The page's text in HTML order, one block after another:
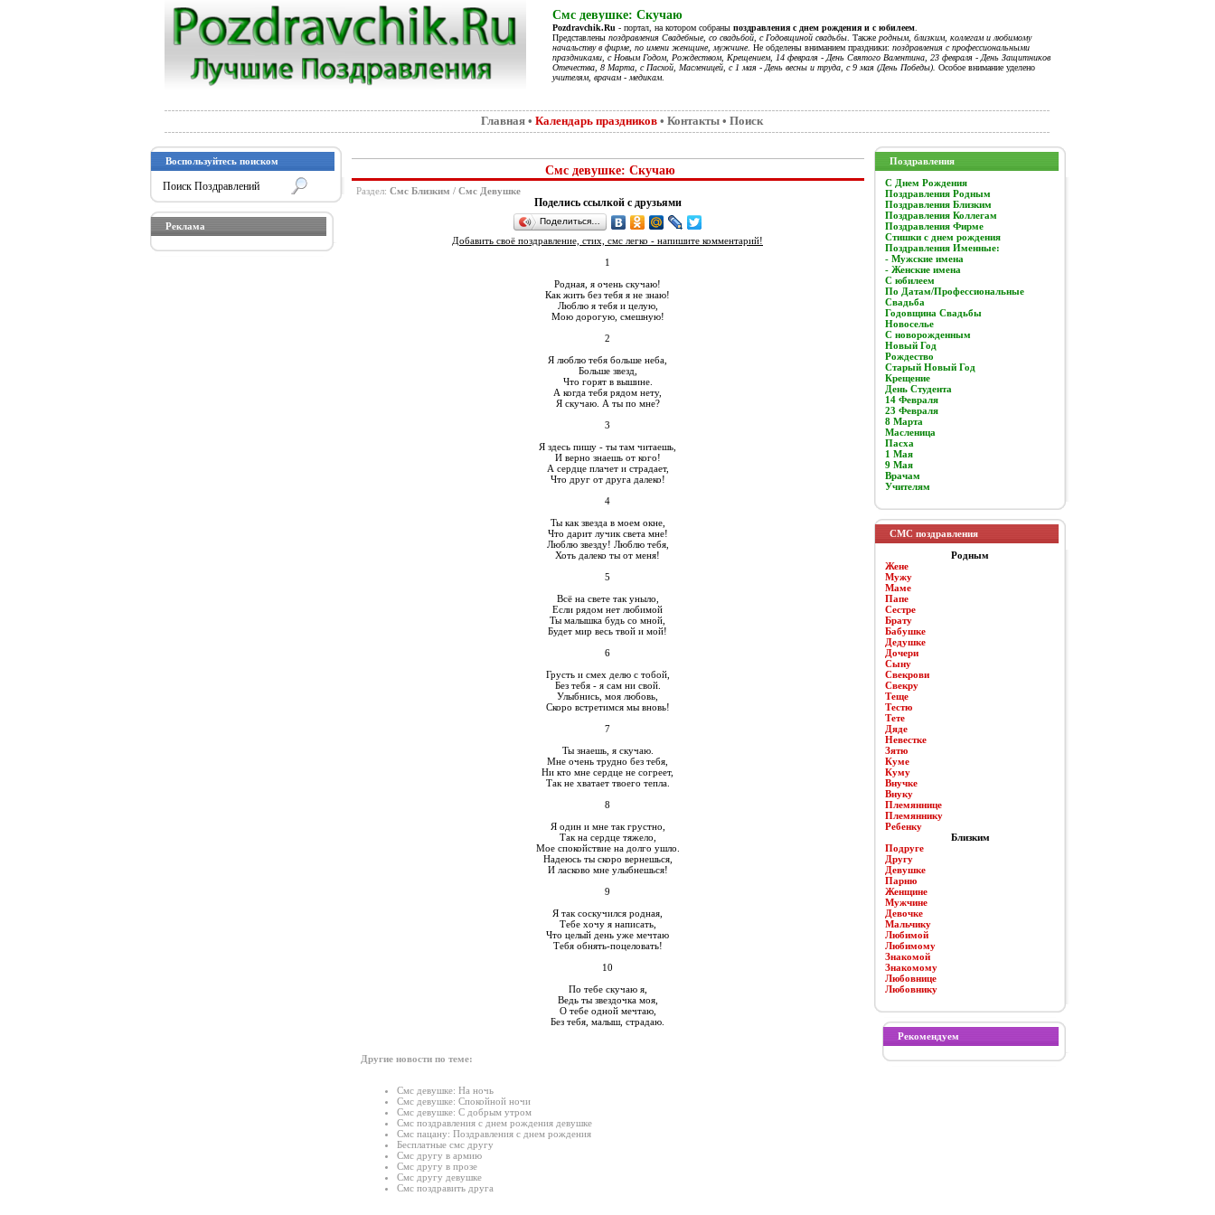
Смс девушке: Скучаю
Pozdravchik.Ru - портал, на котором собраны поздравления с днем рождения и с юбилеем
Представлены поздравления Свадебные, со свадьбой, с Годовщиной свадьбы . Также родным, близким, коллегам и любимому
начальству в фирме, по имени женщине, мужчине. Не обделены вниманием праздники: поздравления с профессиональными
праздниками, с Новым Годом, Рождеством, Крещением, 14 февраля - День Святого Валентина, 23 февраля - День Защитников
Отечества, 8 Марта, с Пасхой, Масленицей, с 1 мая - День весны и труда, с 9 мая (День Победы). Особое внимание уделено
учителям, врачам - медикам
Главная • Календарь праздников • Контакты • Поиск
Воспользуйтесь поиском
Реклама
Смс девушке: Скучаю
Раздел: Смс Близким / Смс Девушке
Поделись ссылкой с друзьями
Поделиться…
Добавить своё поздравление, стих, смс легко - напишите комментарий!
1
Родная, я очень скучаю!
Как жить без тебя я не знаю!
Люблю я тебя и целую,
Мою дорогую, смешную!
2
Я люблю тебя больше неба,
Больше звезд,
Что горят в вышине.
А когда тебя рядом нету,
Я скучаю. А ты по мне?
3
Я здесь пишу - ты там читаешь,
И верно знаешь от кого!
А сердце плачет и страдает,
Что друг от друга далеко!
4
Ты как звезда в моем окне,
Что дарит лучик света мне!
Люблю звезду! Люблю тебя,
Хоть далеко ты от меня!
5
Всё на свете так уныло,
Если рядом нет любимой
Ты малышка будь со мной,
Будет мир весь твой и мой!
6
Грусть и смех делю с тобой,
Без тебя - я сам ни свой.
Улыбнись, моя любовь,
Скоро встретимся мы вновь!
7
Ты знаешь, я скучаю.
Мне очень трудно без тебя,
Ни кто мне сердце не согреет,
Так не хватает твоего тепла.
8
Я один и мне так грустно,
Так на сердце тяжело,
Мое спокойствие на долго ушло.
Надеюсь ты скоро вернешься,
И ласково мне улыбнешься!
9
Я так соскучился родная,
Тебе хочу я написать,
Что целый день уже мечтаю
Тебя обнять-поцеловать!
10
По тебе скучаю я,
Ведь ты звездочка моя,
О тебе одной мечтаю,
Без тебя, малыш, страдаю.
Другие новости по теме:
Смс девушке: На ночь
Смс девушке: Спокойной ночи
Смс девушке: С добрым утром
Смс поздравления с днем рождения девушке
Cмс пацану: Поздравления с днем рождения
Бесплатные смс другу
Смс другу в армию
Смс другу в прозе
Смс другу девушке
Смс поздравить друга
Поздравления
C Днем Рождения
Поздравления Родным
Поздравления Близким
Поздравления Коллегам
Поздравления Фирме
Стишки с днем рождения
Поздравления Именные:
- Мужские имена
- Женские имена
С юбилеем
По Датам/Профессиональные
Свадьба
Годовщина Свадьбы
Новоселье
С новорожденным
Новый Год
Рождество
Старый Новый Год
Крещение
День Студента
14 Февраля
23 Февраля
8 Марта
Масленица
Пасха
1 Мая
9 Мая
Врачам
Учителям
СМС поздравления
Родным
Жене
Мужу
Маме
Папе
Сестре
Брату
Бабушке
Дедушке
Дочери
Сыну
Свекрови
Свекру
Теще
Тестю
Тете
Дяде
Невестке
Зятю
Куме
Куму
Внучке
Внуку
Племяннице
Племяннику
Ребенку
Близким
Подруге
Другу
Девушке
Парню
Женщине
Мужчине
Девочке
Мальчику
Любимой
Любимому
Знакомой
Знакомому
Любовнице
Любовнику
Рекомендуем